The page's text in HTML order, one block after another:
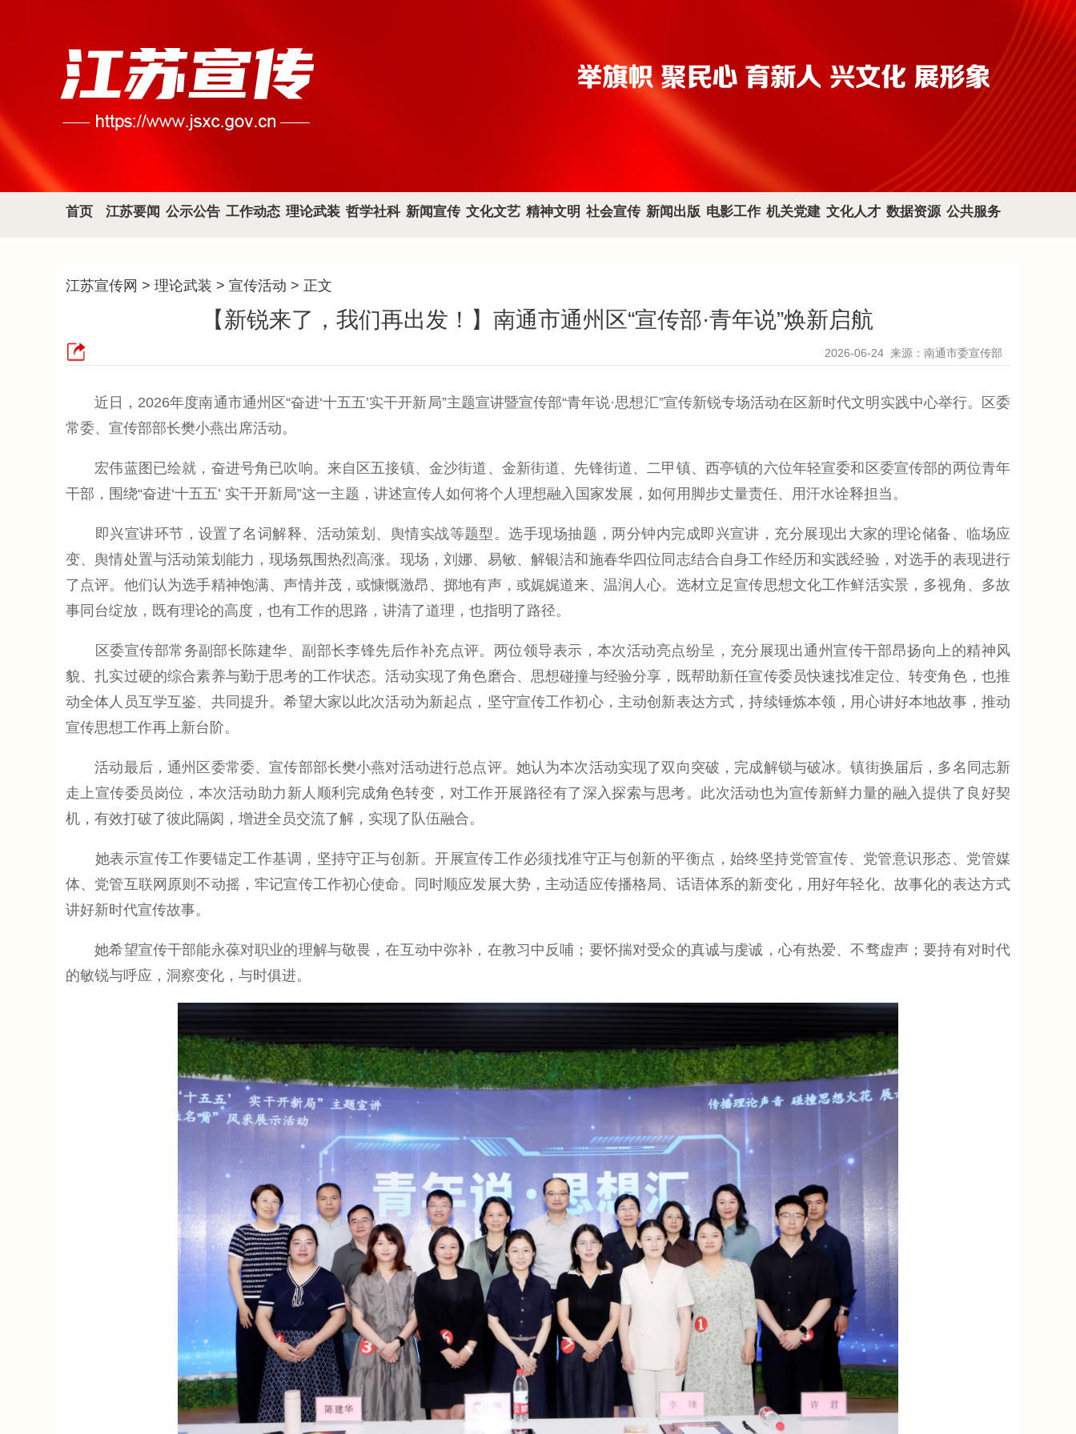
首页 江苏要闻 公示公告 工作动态 理论武装 哲学社科 新闻宣传 文化文艺 精神文明 社会宣传 新闻出版 电影工作 机关党建 文化人才 数据资源 公共服务
江苏宣传网 > 理论武装 > 宣传活动 > 正文
【新锐来了，我们再出发！】南通市通州区“宣传部·青年说”焕新启航
2026-06-24 来源：南通市委宣传部
近日，2026年度南通市通州区“奋进‘十五五’实干开新局”主题宣讲暨宣传部“青年说·思想汇”宣传新锐专场活动在区新时代文明实践中心举行。区委
常委、宣传部部长樊小燕出席活动。
宏伟蓝图已绘就，奋进号角已吹响。来自区五接镇、金沙街道、金新街道、先锋街道、二甲镇、西亭镇的六位年轻宣委和区委宣传部的两位青年
干部，围绕“奋进‘十五五’ 实干开新局”这一主题，讲述宣传人如何将个人理想融入国家发展，如何用脚步丈量责任、用汗水诠释担当。
即兴宣讲环节，设置了名词解释、活动策划、舆情实战等题型。选手现场抽题，两分钟内完成即兴宣讲，充分展现出大家的理论储备、临场应
变、舆情处置与活动策划能力，现场氛围热烈高涨。现场，刘娜、易敏、解银洁和施春华四位同志结合自身工作经历和实践经验，对选手的表现进行
了点评。他们认为选手精神饱满、声情并茂，或慷慨激昂、掷地有声，或娓娓道来、温润人心。选材立足宣传思想文化工作鲜活实景，多视角、多故
事同台绽放，既有理论的高度，也有工作的思路，讲清了道理，也指明了路径。
区委宣传部常务副部长陈建华、副部长李锋先后作补充点评。两位领导表示，本次活动亮点纷呈，充分展现出通州宣传干部昂扬向上的精神风
貌、扎实过硬的综合素养与勤于思考的工作状态。活动实现了角色磨合、思想碰撞与经验分享，既帮助新任宣传委员快速找准定位、转变角色，也推
动全体人员互学互鉴、共同提升。希望大家以此次活动为新起点，坚守宣传工作初心，主动创新表达方式，持续锤炼本领，用心讲好本地故事，推动
宣传思想工作再上新台阶。
活动最后，通州区委常委、宣传部部长樊小燕对活动进行总点评。她认为本次活动实现了双向突破，完成解锁与破冰。镇街换届后，多名同志新
走上宣传委员岗位，本次活动助力新人顺利完成角色转变，对工作开展路径有了深入探索与思考。此次活动也为宣传新鲜力量的融入提供了良好契
机，有效打破了彼此隔阂，增进全员交流了解，实现了队伍融合。
她表示宣传工作要锚定工作基调，坚持守正与创新。开展宣传工作必须找准守正与创新的平衡点，始终坚持党管宣传、党管意识形态、党管媒
体、党管互联网原则不动摇，牢记宣传工作初心使命。同时顺应发展大势，主动适应传播格局、话语体系的新变化，用好年轻化、故事化的表达方式
讲好新时代宣传故事。
她希望宣传干部能永葆对职业的理解与敬畏，在互动中弥补，在教习中反哺；要怀揣对受众的真诚与虔诚，心有热爱、不骛虚声；要持有对时代
的敏锐与呼应，洞察变化，与时俱进。